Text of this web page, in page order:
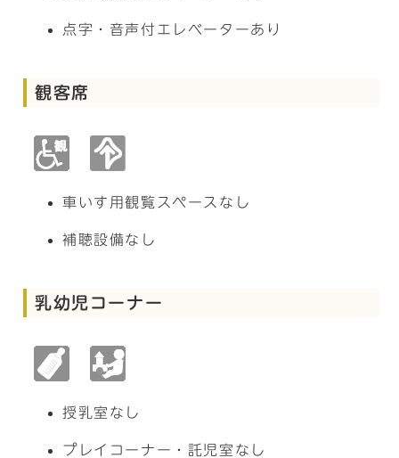
点字・音声付エレベーターあり
観客席
車いす用観覧スペースなし
補聴設備なし
乳幼児コーナー
授乳室なし
プレイコーナー・託児室なし